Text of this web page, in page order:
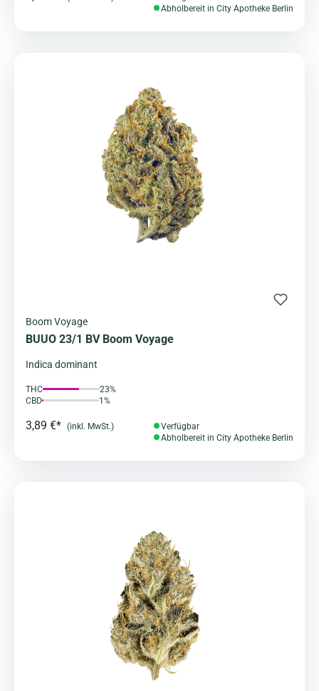
Abholbereit in City Apotheke Berlin
Boom Voyage
BUUO 23/1 BV Boom Voyage
Indica dominant
THC
23%
CBD
1%
3,89 €* (inkl. MwSt.)
Verfügbar
Abholbereit in City Apotheke Berlin